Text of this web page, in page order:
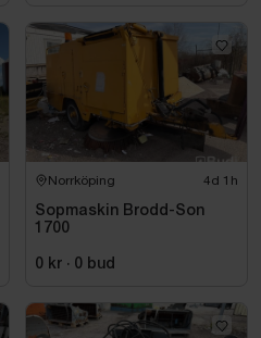
Norrköping 4d 1h
Sopmaskin Brodd-Son
1700
0 kr · 0 bud